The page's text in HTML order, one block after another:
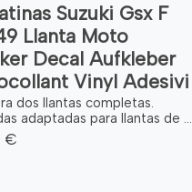
Suzuki Gsx F
Llanta Moto
Decal Aufkleber
Vinyl Adesivi
dos llantas completas.
adaptadas para llantas de ...
€